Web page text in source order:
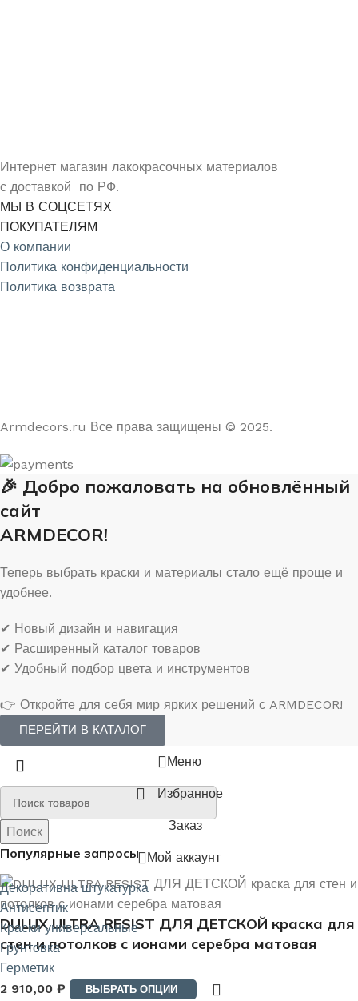
Интернет магазин лакокрасочных материалов
с доставкой по РФ.
МЫ В СОЦСЕТЯХ
ПОКУПАТЕЛЯМ
О компании
Политика конфиденциальности
Политика возврата
Armdecors.ru Все права защищены © 2025. ​
🎉 Добро пожаловать на обновлённый
сайт
ARMDECOR!
Теперь выбрать краски и материалы стало ещё проще и
удобнее.
✔ Новый дизайн и навигация
✔ Расширенный каталог товаров
✔ Удобный подбор цвета и инструментов
👉 Откройте для себя мир ярких решений с ARMDECOR!
ПЕРЕЙТИ В КАТАЛОГ
Поиск
Популярные запросы
Декоративна штукатурка
Антисептик
Краски универсальные
Грунтовка
Герметик
Поиск
Меню
Избранное
Заказ
Мой аккаунт
DULUX ULTRA RESIST ДЛЯ ДЕТСКОЙ краска для
стен и потолков с ионами серебра матовая
2 910,00 ₽ ВЫБРАТЬ ОПЦИИ